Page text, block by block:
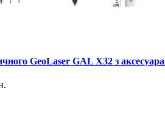
GeoLaser GAL Х32 з